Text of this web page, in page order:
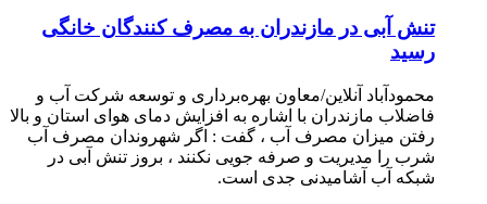
تنش آبی در مازندران به مصرف كنندگان خانگی
رسيد
محمودآباد آنلاین/معاون بهره‌برداری و توسعه شرکت آب و
فاضلاب مازندران با اشاره به افزایش دمای هوای استان و بالا
رفتن میزان مصرف آب ، گفت : اگر شهروندان مصرف آب
شرب را مدیریت و صرفه جویی نکنند ، بروز تنش آبی در
شبکه آب آشامیدنی جدی است.